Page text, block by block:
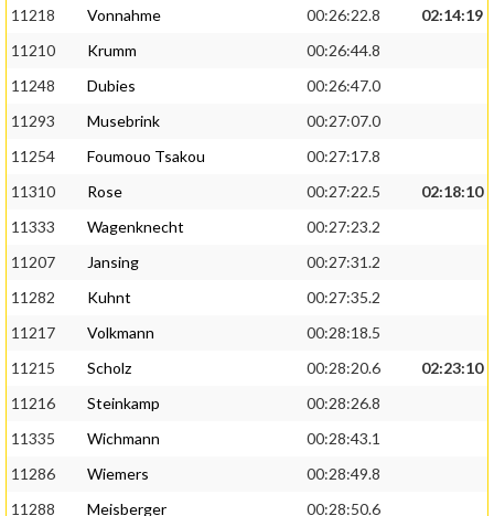
11218
Vonnahme 00:26:22.8
02:14:19
11210
Krumm
00:26:44.8
11248
Dubies
00:26:47.0
11293
Musebrink
00:27:07.0
11254
Foumouo Tsakou
00:27:17.8
11310
Rose 00:27:22.5
02:18:10
11333
Wagenknecht
00:27:23.2
11207
Jansing
00:27:31.2
11282
Kuhnt
00:27:35.2
11217
Volkmann
00:28:18.5
11215
Scholz 00:28:20.6
02:23:10
11216
Steinkamp
00:28:26.8
11335
Wichmann
00:28:43.1
11286
Wiemers
00:28:49.8
11288
Meisberger
00:28:50.6